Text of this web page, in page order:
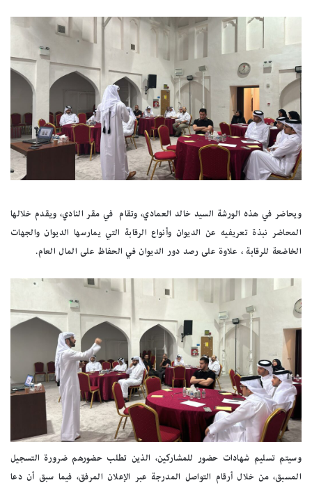
ويحاضر في هذه الورشة السيد خالد العمادي، وتقام في مقر النادي، ويقدم خلالها
المحاضر نبذة تعريفيه عن الديوان وأنواع الرقابة التي يمارسها الديوان والجهات
الخاضعة للرقابة ، علاوة على رصد دور الديوان في الحفاظ على المال العام.
وسيتم تسليم شهادات حضور للمشاركين، الذين تطلب حضورهم ضرورة التسجيل
المسبق، من خلال أرقام التواصل المدرجة عبر الإعلان المرفق، فيما سبق أن دعا